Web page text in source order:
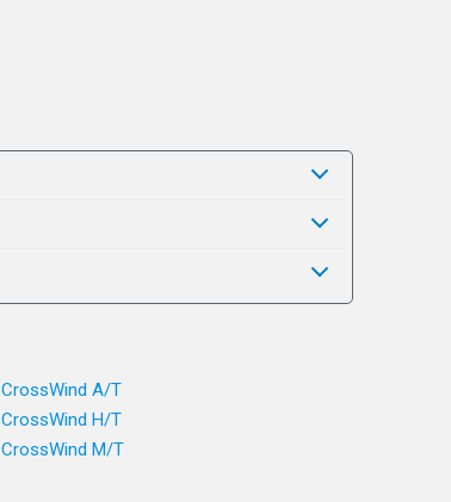
CrossWind A/T
CrossWind H/T
CrossWind M/T